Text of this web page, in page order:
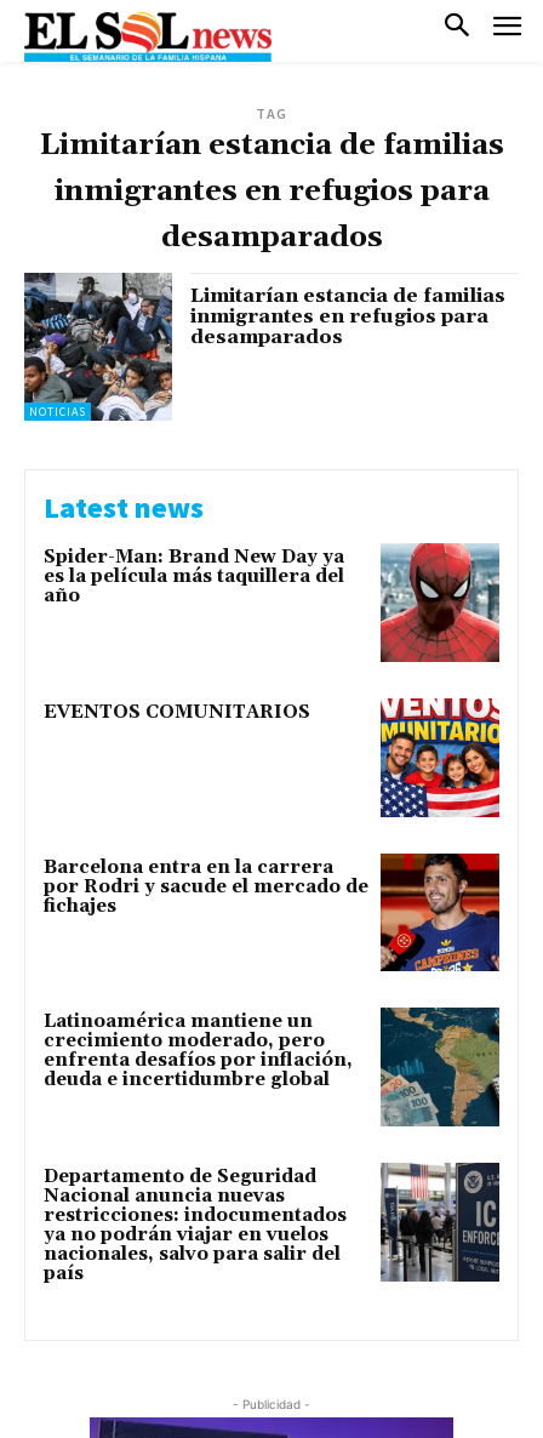
TAG
Limitarían estancia de familias
inmigrantes en refugios para
desamparados
NOTICIAS
Limitarían estancia de familias
inmigrantes en refugios para
desamparados
Latest news
Spider-Man: Brand New Day ya
es la película más taquillera del
año
EVENTOS COMUNITARIOS
Barcelona entra en la carrera
por Rodri y sacude el mercado de
fichajes
Latinoamérica mantiene un
crecimiento moderado, pero
enfrenta desafíos por inflación,
deuda e incertidumbre global
Departamento de Seguridad
Nacional anuncia nuevas
restricciones: indocumentados
ya no podrán viajar en vuelos
nacionales, salvo para salir del
país
- Publicidad -